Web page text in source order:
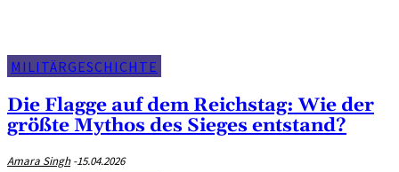
MILITÄRGESCHICHTE
Die Flagge auf dem Reichstag: Wie der
größte Mythos des Sieges entstand?
Amara Singh -15.04.2026